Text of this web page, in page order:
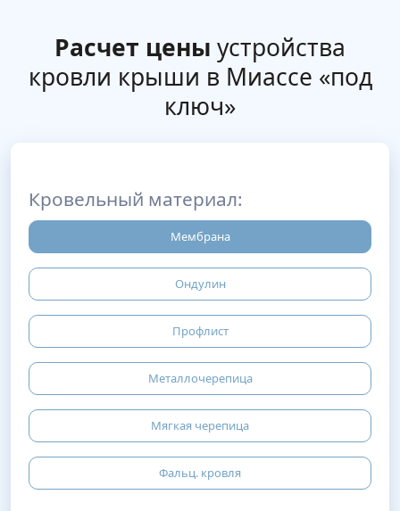
Расчет цены устройства
кровли крыши в Миассе «под
ключ»
Кровельный материал:
Мембрана
Ондулин
Профлист
Металлочерепица
Мягкая черепица
Фальц. кровля